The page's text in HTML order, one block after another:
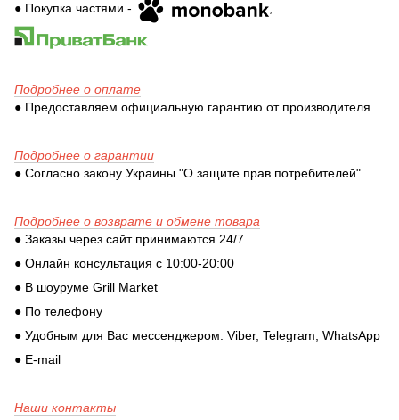
● Покупка частями - ,
Подробнее о оплате
● Предоставляем официальную гарантию от производителя
Подробнее о гарантии
● Согласно закону Украины "О защите прав потребителей"
Подробнее о возврате и обмене товара
● Заказы через сайт принимаются 24/7
● Онлайн консультация с 10:00-20:00
● В шоуруме Grill Market
● По телефону
● Удобным для Вас мессенджером: Viber, Telegram, WhatsApp
● E-mail
Наши контакты